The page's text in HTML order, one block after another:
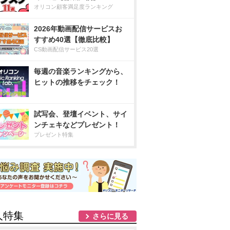
オリコン顧客満足度ランキング
2026年動画配信サービスお
すすめ40選【徹底比較】
CS動画配信サービス20選
毎週の音楽ランキングから、
ヒットの推移をチェック！
試写会、登壇イベント、サイ
ンチェキなどプレゼント！
プレゼント特集
特集 さらに見る